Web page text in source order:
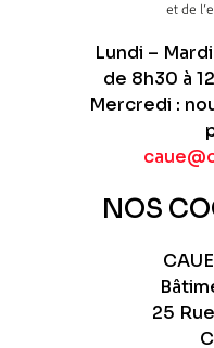
Lundi –
de 8h30 à
Mercredi :
NOS
25